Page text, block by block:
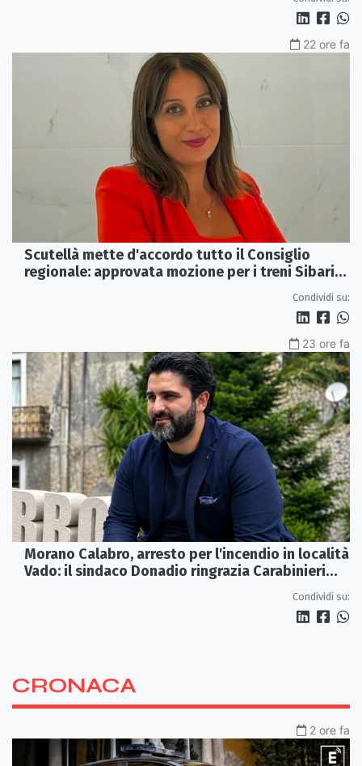
22 ore fa
Scutellà mette d'accordo tutto il Consiglio
regionale: approvata mozione per i treni Sibari-
Condividi su:
23 ore fa
Morano Calabro, arresto per l'incendio in località
Vado: il sindaco Donadio ringrazia Carabinieri
Condividi su:
CRONACA
2 ore fa